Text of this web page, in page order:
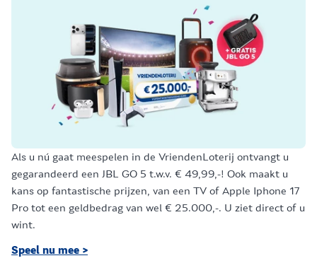
Als u nú gaat meespelen in de VriendenLoterij ontvangt u
gegarandeerd een JBL GO 5 t.w.v. € 49,99,-! Ook maakt u
kans op fantastische prijzen, van een TV of Apple Iphone 17
Pro tot een geldbedrag van wel € 25.000,-. U ziet direct of u
wint.
Speel nu mee >